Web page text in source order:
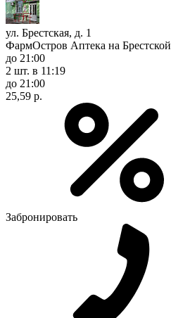
ул. Брестская, д. 1
ФармОстров Аптека на Брестской
до 21:00
2 шт. в 11:19
до 21:00
25,59 р.
Забронировать